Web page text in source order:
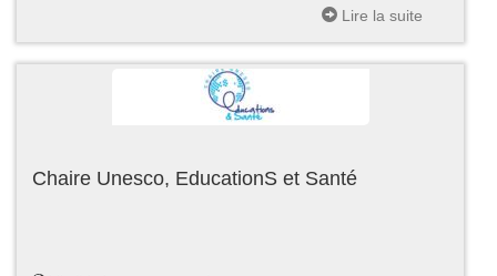
Lire la suite
Chaire Unesco, EducationS et Santé